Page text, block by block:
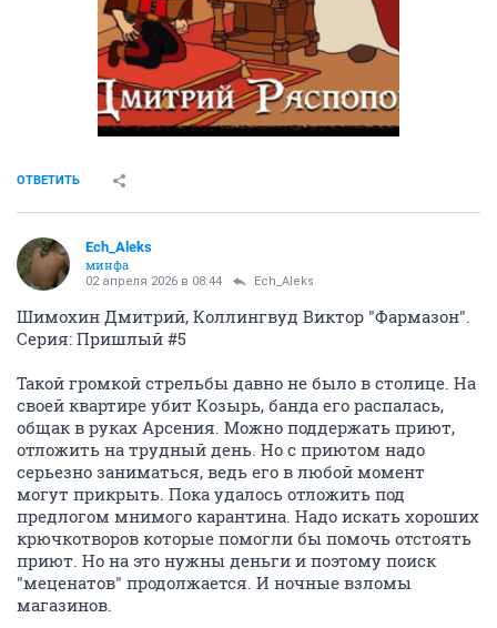
ОТВЕТИТЬ
Ech_Aleks
минфа
02 апреля 2026 в 08:44 Ech_Aleks
Шимохин Дмитрий, Коллингвуд Виктор "Фармазон".
Серия: Пришлый #5
Такой громкой стрельбы давно не было в столице. На
своей квартире убит Козырь, банда его распалась,
общак в руках Арсения. Можно поддержать приют,
отложить на трудный день. Но с приютом надо
серьезно заниматься, ведь его в любой момент
могут прикрыть. Пока удалось отложить под
предлогом мнимого карантина. Надо искать хороших
крючкотворов которые помогли бы помочь отстоять
приют. Но на это нужны деньги и поэтому поиск
"меценатов" продолжается. И ночные взломы
магазинов.